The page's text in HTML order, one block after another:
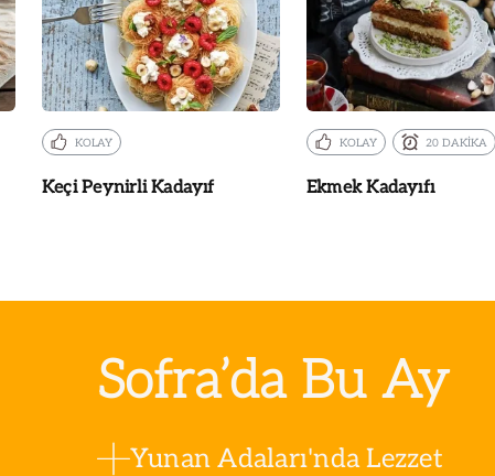
KOLAY
Keçi Peynirli Kadayıf
KOLAY 20 DAKİKA
Ekmek Kadayıfı
Sofra’da Bu Ay
Yunan Adaları'nda Lezzet